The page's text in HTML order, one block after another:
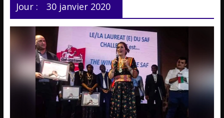
Jour : 30 janvier 2020